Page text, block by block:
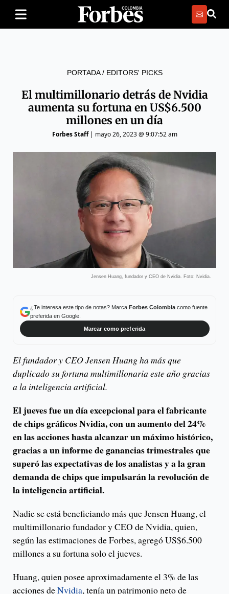
PORTADA/ EDITORS' PICKS
El multimillonario detrás de Nvidia
aumenta su fortuna en US$6.500
millones en un día
Forbes Staff| mayo 26, 2023 @ 9:07:52 am
Jensen Huang, fundador y CEO de Nvidia. Foto: Nvidia.
¿Te interesa este tipo de notas? Marca Forbes Colombiacomo fuente
preferida en Google.
Marcar como preferida
El fundador y CEO Jensen Huang ha más que
duplicado su fortuna multimillonaria este año gracias
a la inteligencia artificial.
El jueves fue un día excepcional para el fabricante
de chips gráficos Nvidia, con un aumento del 24%
en las acciones hasta alcanzar un máximo histórico,
gracias a un informe de ganancias trimestrales que
superó las expectativas de los analistas y a la gran
demanda de chips que impulsarán la revolución de
la inteligencia artificial.
Nadie se está beneficiando más que Jensen Huang, el
multimillonario fundador y CEO de Nvidia, quien,
según las estimaciones de Forbes, agregó US$6.500
millones a su fortuna solo el jueves.
Huang, quien posee aproximadamente el 3% de las
acciones deNvidia, tenía un patrimonio neto de